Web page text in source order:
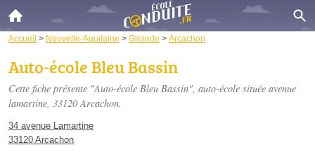
Accueil > Nouvelle-Aquitaine > Gironde > Arcachon
Auto-école Bleu Bassin
Cette fiche présente "Auto-école Bleu Bassin", auto-école située avenue
lamartine, 33120 Arcachon.
34 avenue Lamartine
33120 Arcachon